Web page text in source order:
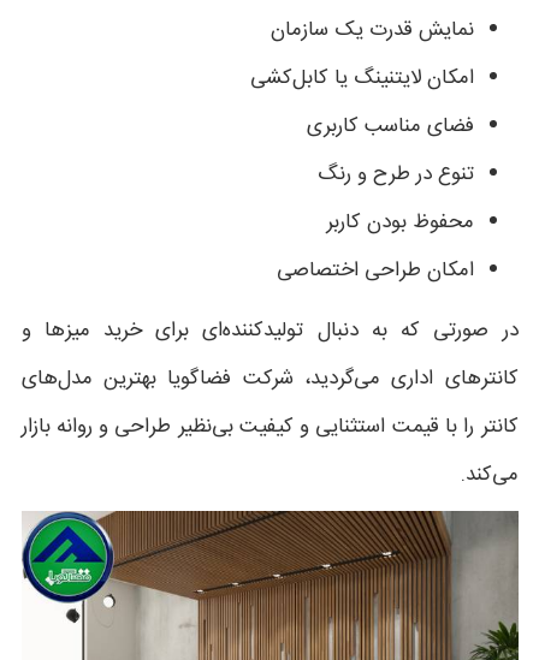
نمایش قدرت یک سازمان
امکان لایتنینگ یا کابل‌کشی
فضای مناسب کاربری
تنوع در طرح و رنگ
محفوظ بودن کاربر
امکان طراحی اختصاصی
در صورتی که به دنبال تولیدکننده‌ای برای خرید میزها و
کانترهای اداری می‌گردید، شرکت فضاگویا بهترین مدل‌های
کانتر را با قیمت استثنایی و کیفیت بی‌نظیر طراحی و روانه بازار
می‌کند.